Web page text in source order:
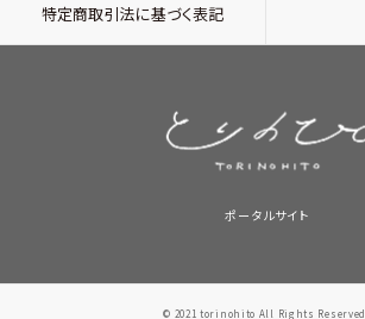
特定商取引法に基づく表記
ポータルサイト
© 2021 torinohito All Rights Reserved.